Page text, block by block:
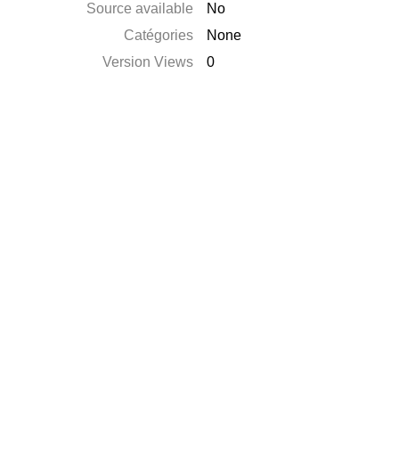
Source available
No
Catégories
None
Version Views
0